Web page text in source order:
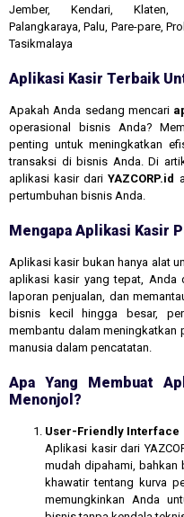
Jember, Kendari, Klaten,
Palangkaraya, Palu, Pare-pare,
Tasikmalaya
Aplikasi Kasir Terbaik
Apakah Anda sedang mencari
operasional bisnis Anda?
penting untuk meningkatkan
transaksi di bisnis Anda. Di
aplikasi kasir dariYAZCORP.id
pertumbuhan bisnis Anda.
Mengapa Aplikasi Kasir
Aplikasi kasir bukan hanya alat
aplikasi kasir yang tepat, Anda
laporan penjualan, dan
bisnis kecil hingga besar,
membantu dalam meningkatkan
manusia dalam pencatatan.
Apa Yang Membuat
Menonjol?
User-Friendly Interface
Aplikasi kasir dari
mudah dipahami, bahkan
khawatir tentang kurva
memungkinkan Anda